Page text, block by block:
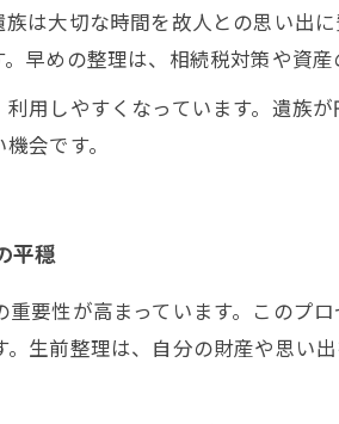
は大切な時間を故人との思い出
早めの整理は、相続税対策や資産
用しやすくなっています。遺族
会です。
平穏
要性が高まっています。このプ
生前整理は、自分の財産や思い